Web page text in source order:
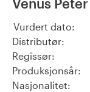
Vurdert dato:
Distributør:
Regissør:
Produksjonsår:
Nasjonalitet: